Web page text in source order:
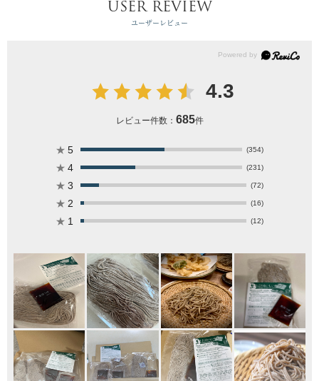
USER REVIEW
ユーザーレビュー
4.3
レビュー件数： 685件
★ 5 (354)
★ 4 (231)
★ 3 (72)
★ 2 (16)
★ 1 (12)